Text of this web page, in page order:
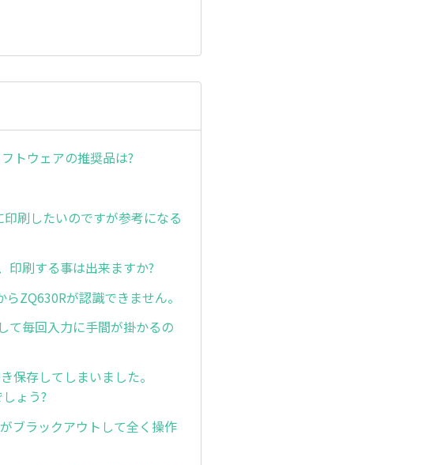
トウェアの推奨品は?
刷したいのですが参考になる
印刷する事は出来ますか?
ZQ630Rが認識できません。
て毎回入力に手間が掛かるの
保存してしまいました。
ょう?
ブラックアウトして全く操作